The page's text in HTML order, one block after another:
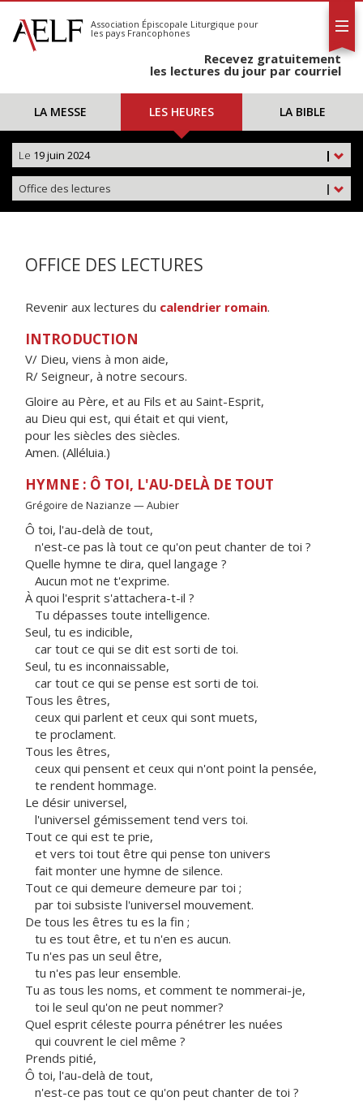
S'abonner
Calendrier
Association Épiscopale Liturgique pour
les pays Francophones
Recevez gratuitement
les lectures du jour par courriel
LA MESSE LES HEURES LA BIBLE
|
Le 19 juin 2024
|
Office des lectures
OFFICE DES LECTURES
Revenir aux lectures du calendrier romain.
INTRODUCTION
V/ Dieu, viens à mon aide,
R/ Seigneur, à notre secours.
Gloire au Père, et au Fils et au Saint-Esprit,
au Dieu qui est, qui était et qui vient,
pour les siècles des siècles.
Amen. (Alléluia.)
HYMNE : Ô TOI, L'AU-DELÀ DE TOUT
Grégoire de Nazianze — Aubier
Ô toi, l'au-delà de tout,
n'est-ce pas là tout ce qu'on peut chanter de toi ?
Quelle hymne te dira, quel langage ?
Aucun mot ne t'exprime.
À quoi l'esprit s'attachera-t-il ?
Tu dépasses toute intelligence.
Seul, tu es indicible,
car tout ce qui se dit est sorti de toi.
Seul, tu es inconnaissable,
car tout ce qui se pense est sorti de toi.
Tous les êtres,
ceux qui parlent et ceux qui sont muets,
te proclament.
Tous les êtres,
ceux qui pensent et ceux qui n'ont point la pensée,
te rendent hommage.
Le désir universel,
l'universel gémissement tend vers toi.
Tout ce qui est te prie,
et vers toi tout être qui pense ton univers
fait monter une hymne de silence.
Tout ce qui demeure demeure par toi ;
par toi subsiste l'universel mouvement.
De tous les êtres tu es la fin ;
tu es tout être, et tu n'en es aucun.
Tu n'es pas un seul être,
tu n'es pas leur ensemble.
Tu as tous les noms, et comment te nommerai-je,
toi le seul qu'on ne peut nommer?
Quel esprit céleste pourra pénétrer les nuées
qui couvrent le ciel même ?
Prends pitié,
Ô toi, l'au-delà de tout,
n'est-ce pas tout ce qu'on peut chanter de toi ?